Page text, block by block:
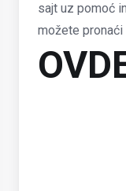
sajt uz pomoć
možete pronaći